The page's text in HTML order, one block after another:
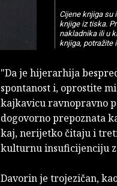
Cijene knjiga su
knjige iz tiska.
nakladnika ili u
knjiga, potražite
"Da je hijerarhija
spontanost i, oprostite
kajkavicu ravnopravno
dogovorno prepoznata
kaj, nerijetko čitaju i
kulturnu insuficijenciju
Davorin je trojezičan,